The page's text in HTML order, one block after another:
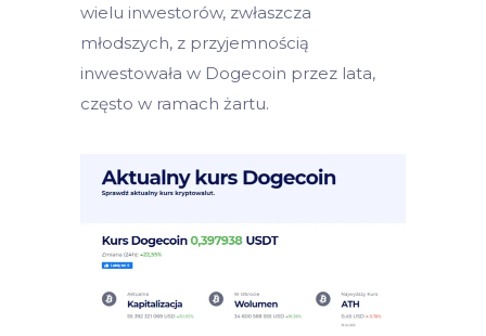
wielu inwestorów, zwłaszcza
młodszych, z przyjemnością
inwestowała w Dogecoin przez lata,
często w ramach żartu.